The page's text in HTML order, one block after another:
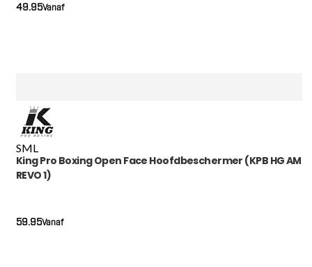
Vanaf
49.95
SML
King Pro Boxing Open Face Hoofdbeschermer (KPB HG AM
REVO 1)
Vanaf
59.95